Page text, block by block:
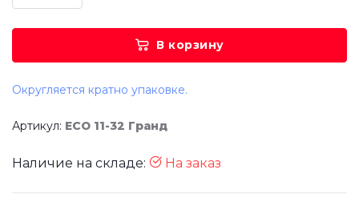
В корзину
Округляется кратно упаковке.
Артикул: ЕСО 11-32 Гранд
Наличие на складе: На заказ